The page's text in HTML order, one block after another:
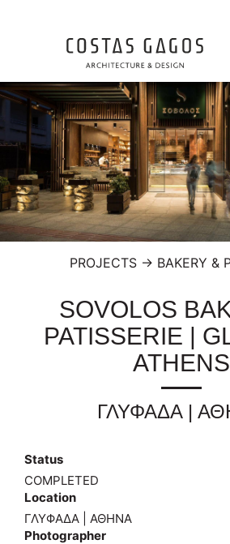
PROJECTS→ BAKERY &
SOVOLOS
PATISSERIE |
ATHENS
ΓΛΥΦΑΔΑ |
Status
COMPLETED
Location
ΓΛΥΦΑΔΑ | ΑΘΗΝΑ
Photographer